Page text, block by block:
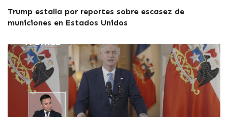
Trump estalla por reportes sobre escasez de
municiones en Estados Unidos